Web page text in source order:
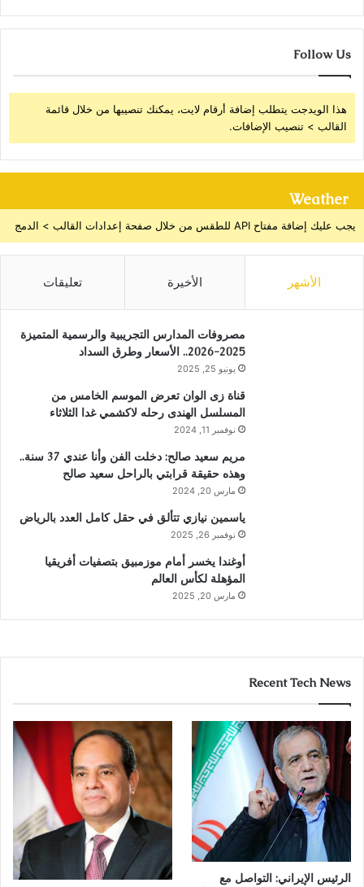
Follow Us
هذا الويدجت يتطلب إضافة أرقام لايت، يمكنك تنصيبها من خلال قائمة
القالب > تنصيب الإضافات.
Weather
يجب عليك إضافة مفتاح API للطقس من خلال صفحة إعدادات القالب > الدمج
الأشهر الأخيرة تعليقات
مصروفات المدارس التجريبية والرسمية المتميزة
2025-2026.. الأسعار وطرق السداد
يونيو 25, 2025
قناة زى الوان تعرض الموسم الخامس من
المسلسل الهندى رحله لاكشمي غدا الثلاثاء
نوفمبر 11, 2024
مريم سعيد صالح: دخلت الفن وأنا عندي 37 سنة..
وهذه حقيقة قرابتي بالراحل سعيد صالح
مارس 20, 2024
ياسمين نيازي تتألق في حقل كامل العدد بالرياض
نوفمبر 26, 2025
أوغندا يخسر أمام موزمبيق بتصفيات أفريقيا
المؤهلة لكأس العالم
مارس 20, 2025
Recent Tech News
الرئيس الإيراني: التواصل مع